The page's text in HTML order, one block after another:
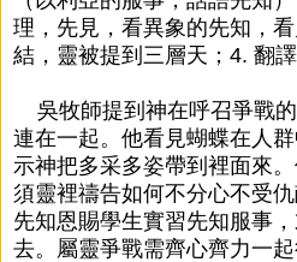
理，先見，看異象的先知，
結，靈被提到三層天；4. 翻譯
吳牧師提到神在呼召爭戰
連在一起。他看見蝴蝶在人
示神把多采多姿帶到裡面來
須靈裡禱告如何不分心不受
先知恩賜學生實習先知服事
去。屬靈爭戰需齊心齊力一